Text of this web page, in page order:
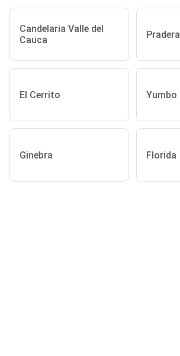
Candelaria Valle del
Cauca
Pradera
El Cerrito Yumbo
Ginebra Florida